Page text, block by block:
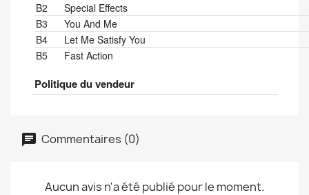
B2
Special Effects
B3
You And Me
B4
Let Me Satisfy You
B5
Fast Action
Politique du vendeur
Commentaires (0)
Aucun avis n'a été publié pour le moment.